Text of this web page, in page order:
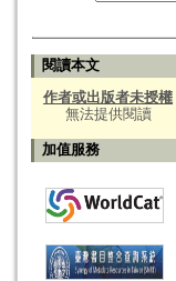
閱讀本文
作者或出版者未授權
無法提供閱讀
加值服務